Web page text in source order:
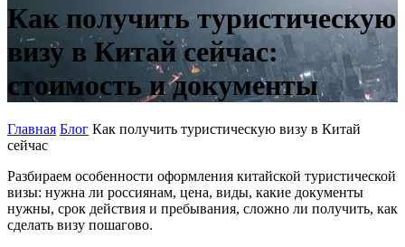
Как получить туристическую
визу в Китай сейчас:
стоимость и документы
Главная Блог Как получить туристическую визу в Китай
сейчас
Разбираем особенности оформления китайской туристической
визы: нужна ли россиянам, цена, виды, какие документы
нужны, срок действия и пребывания, сложно ли получить, как
сделать визу пошагово.